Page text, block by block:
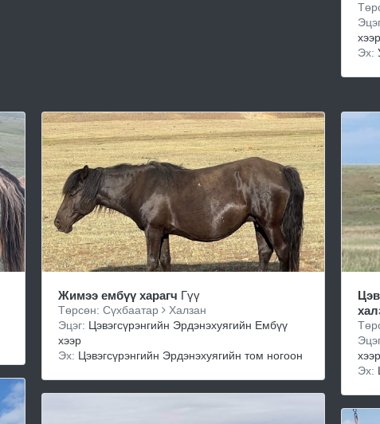
хээр
Эх:
Жимээ ембүү харагч Гүү
Төрсөн: Сүхбаатар Халзан
Эцэг: Цэвэгсүрэнгийн Эрдэнэхуягийн Ембүү
хээр
Эх: Цэвэгсүрэнгийн Эрдэнэхуягийн том ногоон
хээр
Эх: